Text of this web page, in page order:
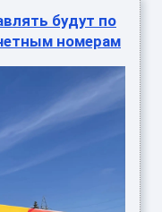
будут по
номерам